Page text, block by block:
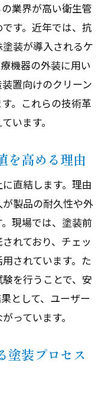
業界が高い衛生管
す。近年では、抗
装が導入されるケ
機器の外装に用い
置向けのクリーン
。これらの技術革
います。
を高める理由
直結します。理由
製品の耐久性や外
現場では、塗装前
れており、チェッ
されています。た
を行うことで、安
として、ユーザー
っています。
塗装プロセス